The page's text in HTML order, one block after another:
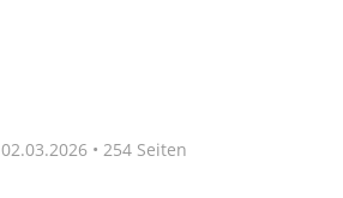
02.03.2026 • 254 Seiten